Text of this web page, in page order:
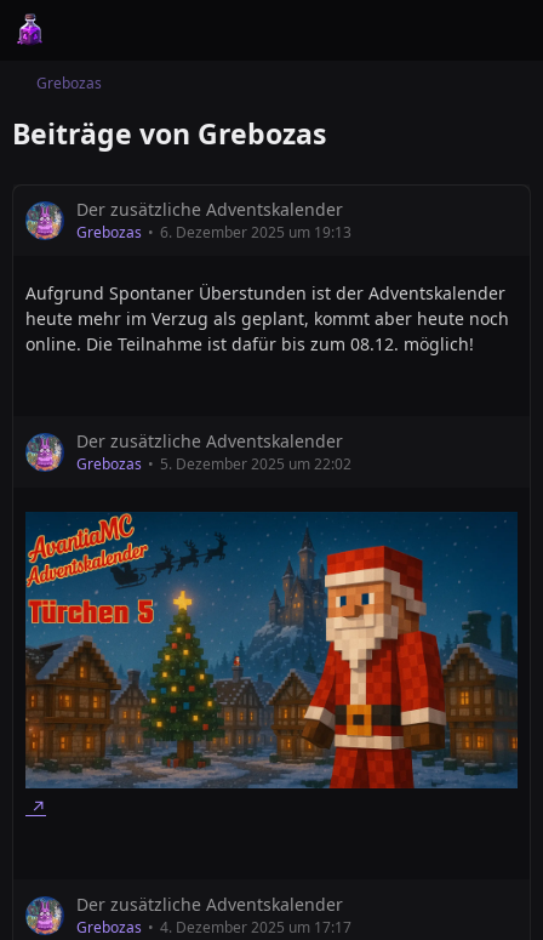
Grebozas
Beiträge von Grebozas
Der zusätzliche Adventskalender
Grebozas 6. Dezember 2025 um 19:13
Aufgrund Spontaner Überstunden ist der Adventskalender
heute mehr im Verzug als geplant, kommt aber heute noch
online. Die Teilnahme ist dafür bis zum 08.12. möglich!
Der zusätzliche Adventskalender
Grebozas 5. Dezember 2025 um 22:02
Der zusätzliche Adventskalender
Grebozas 4. Dezember 2025 um 17:17